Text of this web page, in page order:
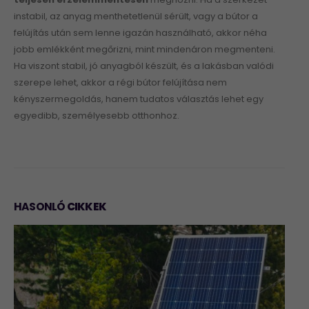
instabil, az anyag menthetetlenül sérült, vagy a bútor a
felújítás után sem lenne igazán használható, akkor néha
jobb emlékként megőrizni, mint mindenáron megmenteni.
Ha viszont stabil, jó anyagból készült, és a lakásban valódi
szerepe lehet, akkor a régi bútor felújítása nem
kényszermegoldás, hanem tudatos választás lehet egy
egyedibb, személyesebb otthonhoz.
HASONLÓCIKKEK